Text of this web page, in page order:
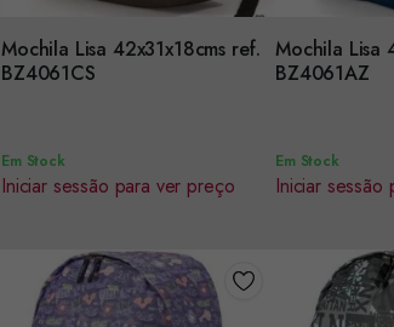
Mochila Lisa 42x31x18cms ref.
BZ4061CS
Encomendar
Em Stock
Iniciar sessão para ver preço
Mochila Lisa
BZ4061AZ
Encomendar
Em Stock
Iniciar